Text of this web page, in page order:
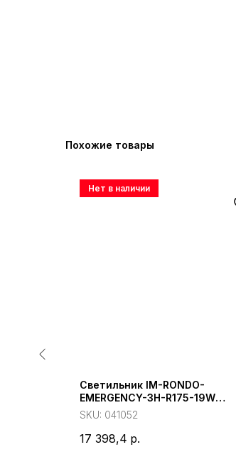
Похожие товары
Светильник IM-RONDO-
EMERGENCY-3H-R175-19W
Warm3000 (WH, 120 deg, 230V)
SKU: 041052
17 398,4 р.